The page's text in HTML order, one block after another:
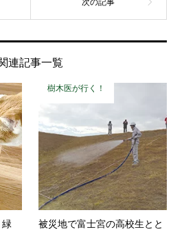
連記事一覧
樹木医が行く！
被災地で富士宮の高校生とと